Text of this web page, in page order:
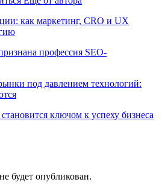
как маркетинг, CRO и UX
профессия SEO-
под давлением технологий:
ключом к успеху бизнеса
будет опубликован.